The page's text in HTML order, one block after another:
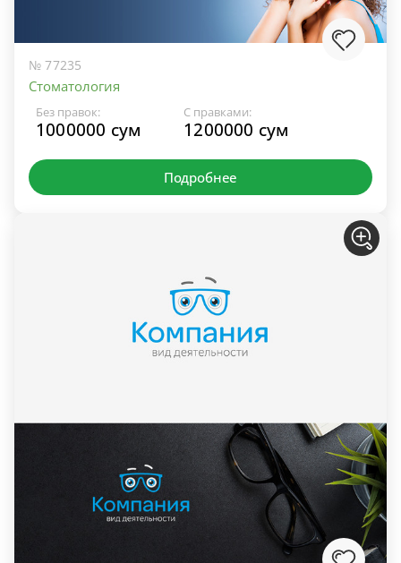
№ 77235
Стоматология
Без правок:
1000000 сум
С правками:
1200000 сум
Подробнее